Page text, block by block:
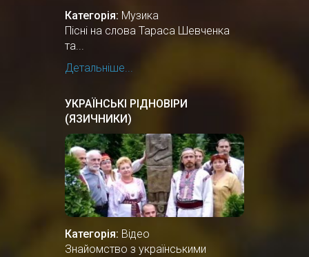
Категорія: Музика
Пісні на слова Тараса Шевченка
та...
Детальніше...
УКРАЇНСЬКІ РІДНОВІРИ
(ЯЗИЧНИКИ)
Категорія: Відео
Знайомство з українськими